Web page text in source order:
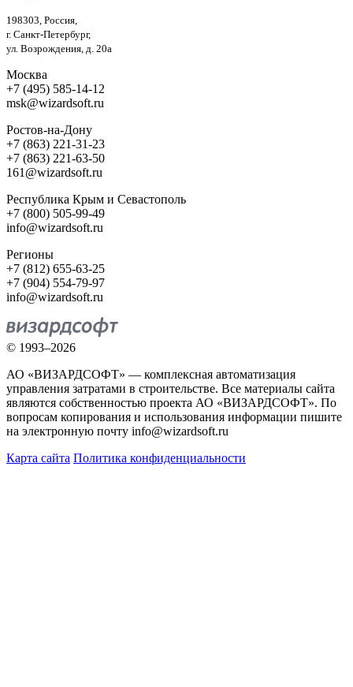
198303, Россия,
г. Санкт-Петербург,
ул. Возрождения, д. 20а
Москва
+7 (495) 585-14-12
msk@wizardsoft.ru
Ростов-на-Дону
+7 (863) 221-31-23
+7 (863) 221-63-50
161@wizardsoft.ru
Республика Крым и Севастополь
+7 (800) 505-99-49
info@wizardsoft.ru
Регионы
+7 (812) 655-63-25
+7 (904) 554-79-97
info@wizardsoft.ru
© 1993–2026
АО «ВИЗАРДСОФТ» — комплексная автоматизация
управления затратами в строительстве. Все материалы сайта
являются собственностью проекта АО «ВИЗАРДСОФТ». По
вопросам копирования и использования информации пишите
на электронную почту info@wizardsoft.ru
Карта сайта Политика конфиденциальности